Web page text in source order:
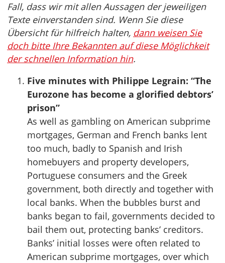
Fall, dass wir mit allen Aussagen der jeweiligen
Texte einverstanden sind. Wenn Sie diese
Übersicht für hilfreich halten, dann weisen Sie
doch bitte Ihre Bekannten auf diese Möglichkeit
der schnellen Information hin.
Five minutes with Philippe Legrain: “The
Eurozone has become a glorified debtors’
prison”
As well as gambling on American subprime
mortgages, German and French banks lent
too much, badly to Spanish and Irish
homebuyers and property developers,
Portuguese consumers and the Greek
government, both directly and together with
local banks. When the bubbles burst and
banks began to fail, governments decided to
bail them out, protecting banks’ creditors.
Banks’ initial losses were often related to
American subprime mortgages, over which